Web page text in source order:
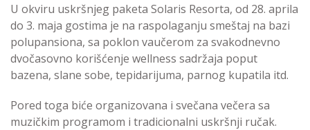
U okviru uskršnjeg paketa Solaris Resorta, od 28. aprila
do 3. maja gostima je na raspolaganju smeštaj na bazi
polupansiona, sa poklon vaučerom za svakodnevno
dvočasovno korišćenje wellness sadržaja poput
bazena, slane sobe, tepidarijuma, parnog kupatila itd.
Pored toga biće organizovana i svečana večera sa
muzičkim programom i tradicionalni uskršnji ručak.